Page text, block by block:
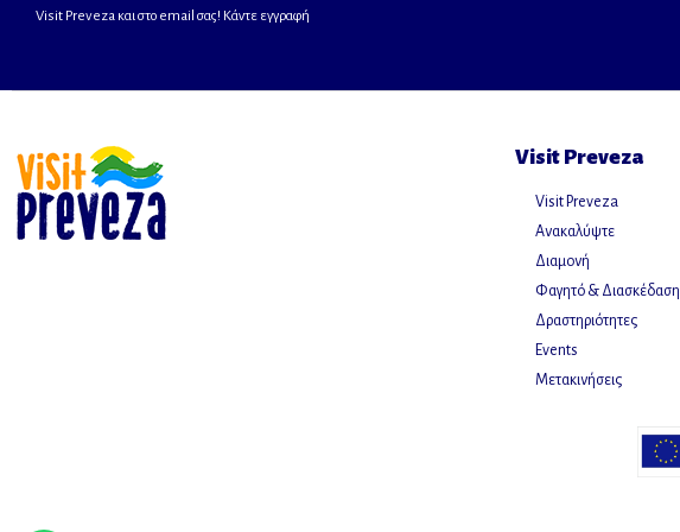
Visit Preveza και στο email σας! Κάντε εγγραφή
Visit Preveza
Visit Preveza
Ανακαλύψτε
Διαμονή
Φαγητό & Διασκέδαση
Δραστηριότητες
Events
Μετακινήσεις